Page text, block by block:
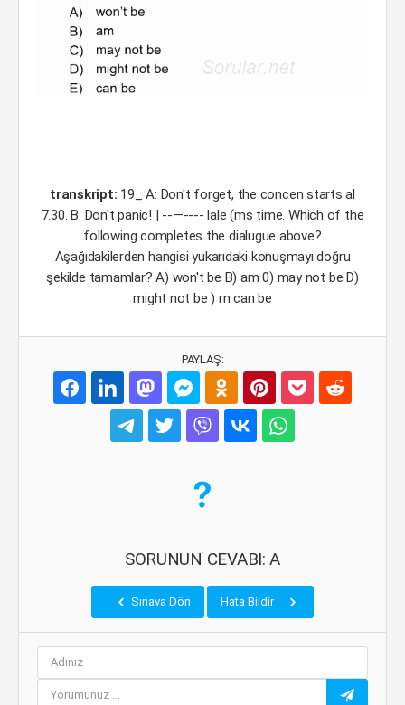
transkript: 19_ A: Don't forget, the concen starts al
7.30. B. Don't panic! | --—---- lale (ms time. Which of the
following completes the dialugue above?
Aşağıdakilerden hangisi yukarıdaki konuşmayı doğru
şekilde tamamlar? A) won't be B) am 0) may not be D)
might not be ) rn can be
PAYLAŞ:
SORUNUN CEVABI: A
Sınava Dön Hata Bildir